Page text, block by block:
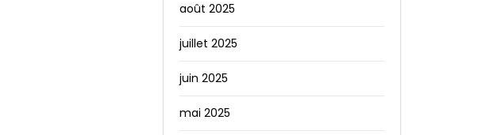
août 2025
juillet 2025
juin 2025
mai 2025